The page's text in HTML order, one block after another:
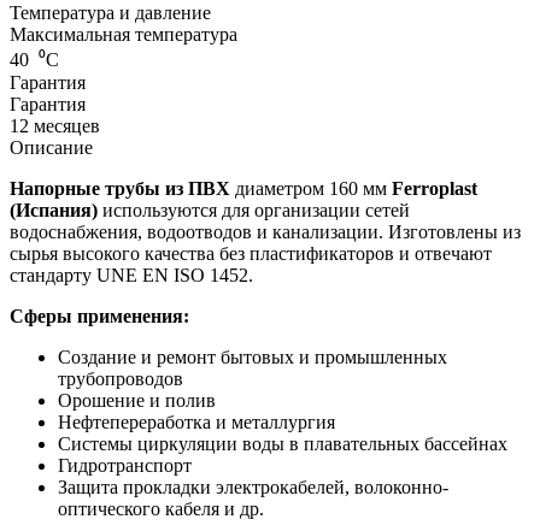
Температура и давление
Максимальная температура
40 ⁰С
Гарантия
Гарантия
12 месяцев
Описание
Напорные трубы из ПВХ диаметром 160 мм Ferroplast
(Испания) используются для организации сетей
водоснабжения, водоотводов и канализации. Изготовлены из
сырья высокого качества без пластификаторов и отвечают
стандарту UNE EN ISO 1452.
Сферы применения:
Создание и ремонт бытовых и промышленных
трубопроводов
Орошение и полив
Нефтепереработка и металлургия
Системы циркуляции воды в плавательных бассейнах
Гидротранспорт
Защита прокладки электрокабелей, волоконно-
оптического кабеля и др.